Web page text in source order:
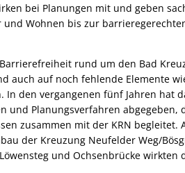
bei Planungen mit und geben
Wohnen bis zur
rund um den Bad
auch auf noch fehlende Elemente
In den vergangenen fünf Jahren hat
und Planungsverfahren abgegeben,
zusammen mit der KRN begleitet.
der Kreuzung Neufelder Weg/
und Ochsenbrücke